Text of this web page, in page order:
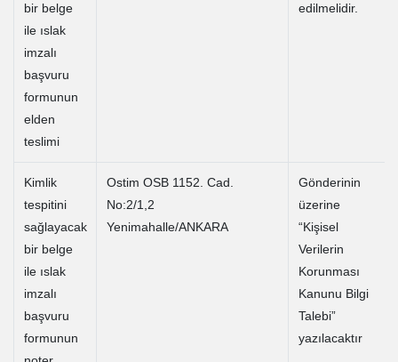
bir belge
ile ıslak
imzalı
başvuru
formunun
elden
teslimi
edilmelidir.
Kimlik
tespitini
sağlayacak
bir belge
ile ıslak
imzalı
başvuru
formunun
Ostim OSB 1152. Cad.
No:2/1,2
Yenimahalle/ANKARA
Gönderinin
üzerine
“Kişisel
Verilerin
Korunması
Kanunu Bilgi
Talebi”
yazılacaktır